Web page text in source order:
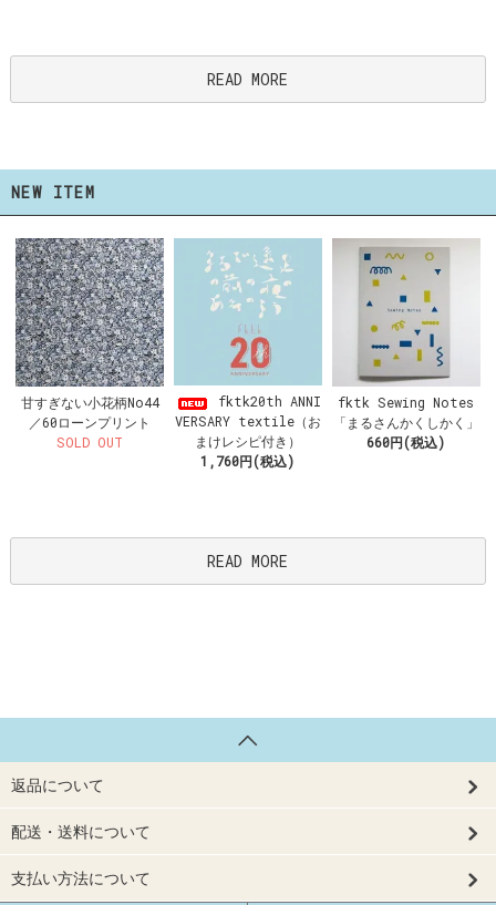
READ MORE
NEW ITEM
甘すぎない小花柄No44
／60ローンプリント
SOLD OUT
fktk20th ANNI
VERSARY textile（お
まけレシピ付き）
1,760円(税込)
fktk Sewing Notes
「まるさんかくしかく」
660円(税込)
READ MORE
返品について
配送・送料について
支払い方法について